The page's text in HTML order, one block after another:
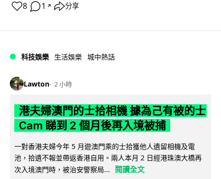
8 1 ↗ 分享
科技娛樂 生活娛樂 城中熱話
Lawton 2 小時
港夫婦澳門的士拾相機 據為己有被的士
Cam 睇到 2 個月後再入境被捕
一對香港夫婦今年 5 月遊澳門乘的士拾獲他人遺留相機及電
池，拾遺不報並帶返香港自用。兩人本月 2 日經港珠澳大橋再
次入境澳門時，被治安警察局...
閱讀全文